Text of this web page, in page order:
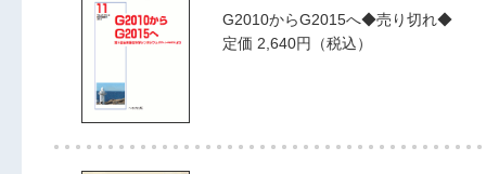
G2010からG2015へ◆売り切れ◆
定価 2,640円（税込）